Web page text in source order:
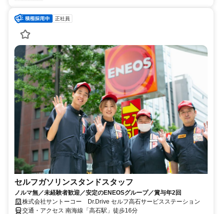
正社員
セルフガソリンスタンドスタッフ
ノルマ無／未経験者歓迎／安定のENEOSグループ／賞与年2回
株式会社サントーコー Dr.Drive セルフ高石サービスステーション
交通・アクセス 南海線「高石駅」徒歩16分